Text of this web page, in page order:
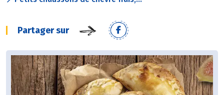
Partager sur